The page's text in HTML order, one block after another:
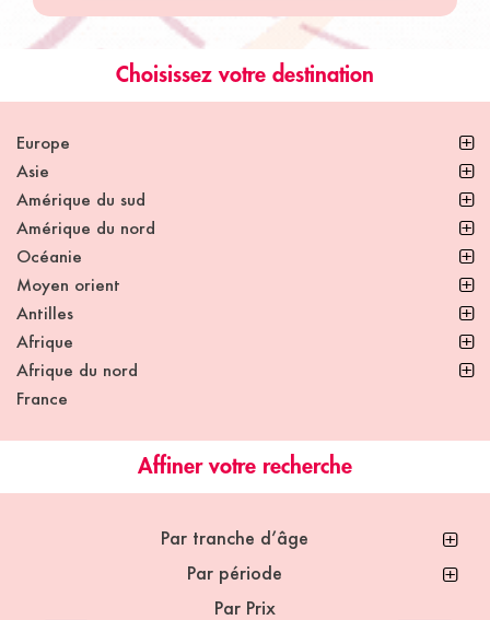
Choisissez votre destination
Europe
Asie
Amérique du sud
Amérique du nord
Océanie
Moyen orient
Antilles
Afrique
Afrique du nord
France
Affiner votre recherche
Par tranche d’âge
Par période
Par Prix